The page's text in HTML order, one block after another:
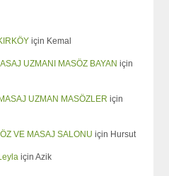
için Kemal
UZMANI MASÖZ BAYAN için
UZMAN MASÖZLER için
VE MASAJ SALONU için Hursut
içinAzik